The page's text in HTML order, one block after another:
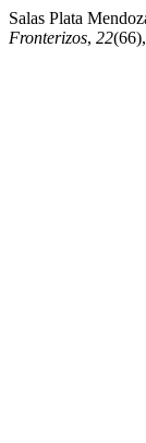
Salas Plata
Fronterizos, 22